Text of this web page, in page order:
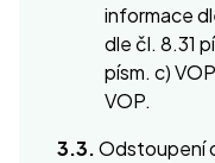
informace
dle čl. 8.31
písm. c)
VOP.
3.3.Odstoupení